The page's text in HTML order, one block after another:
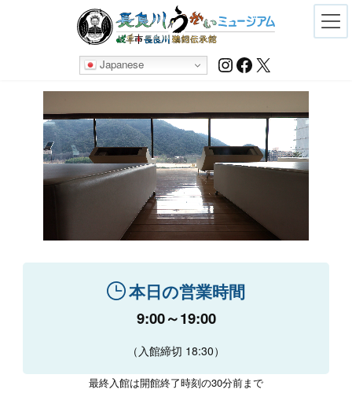
Japanese Instagram
Facebook
X
本日の営業時間
9:00～19:00
（入館締切 18:30）
最終入館は開館終了時刻の30分前まで